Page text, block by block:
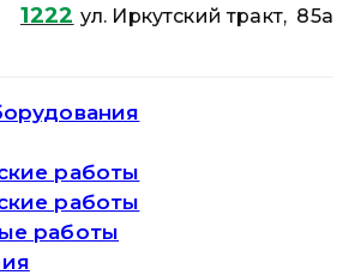
1222 ул. Иркутский тракт, 85а
работы
работы
работы